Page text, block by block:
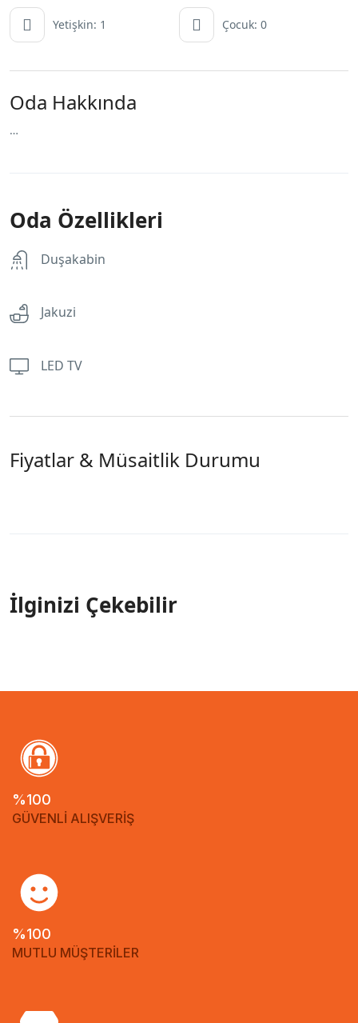
Yetişkin: 1 Çocuk: 0
Oda Hakkında
…
Oda Özellikleri
Duşakabin
Jakuzi
LED TV
Fiyatlar & Müsaitlik Durumu
İlginizi Çekebilir
%100
GÜVENLİ ALIŞVERİŞ
%100
MUTLU MÜŞTERİLER